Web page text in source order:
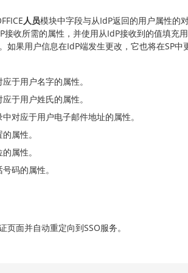
人员模块中字段与从IdP返回的用户属性的
接收所需的属性，并使用从IdP接收到的值填
果用户信息在IdP端发生更改，它也将在SP中
于用户名字的属性。
于用户姓氏的属性。
对应于用户电子邮件地址的属性。
属性。
属性。
码的属性。
页面并自动重定向到SSO服务。